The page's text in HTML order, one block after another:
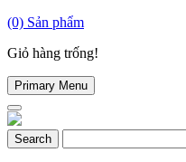
(0) Sản phẩm
Giỏ hàng trống!
Primary Menu